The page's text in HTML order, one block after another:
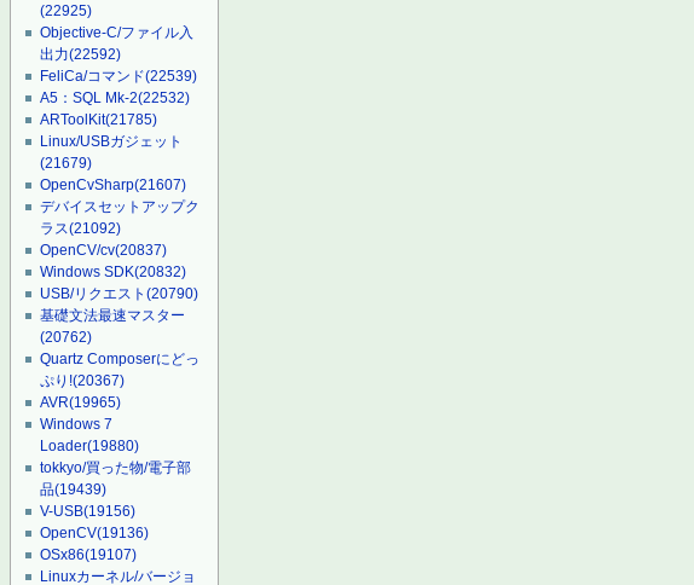
(22925)
Objective-C/ファイル入
出力(22592)
FeliCa/コマンド(22539)
A5：SQL Mk-2(22532)
ARToolKit(21785)
Linux/USBガジェット
(21679)
OpenCvSharp(21607)
デバイスセットアップク
ラス(21092)
OpenCV/cv(20837)
Windows SDK(20832)
USB/リクエスト(20790)
基礎文法最速マスター
(20762)
Quartz Composerにどっ
ぷり!(20367)
AVR(19965)
Windows 7
Loader(19880)
tokkyo/買った物/電子部
品(19439)
V-USB(19156)
OpenCV(19136)
OSx86(19107)
Linuxカーネル/バージョ